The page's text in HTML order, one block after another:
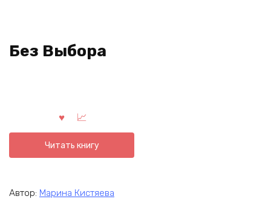
Без Выбора
Читать книгу
Автор: Марина Кистяева